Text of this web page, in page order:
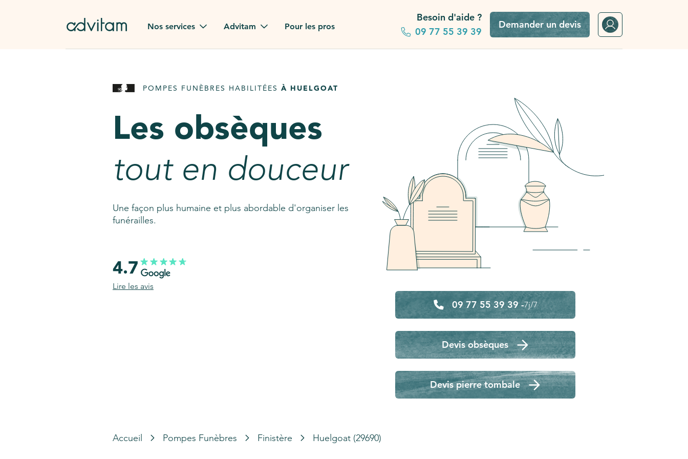
Nos services
Rapatriement à
Pierre tombale
AssistGPT
Nos services en plus
Advitam
Advitam dans la presse
Consultez notre FAQ
Pour les pros
Besoin d'aide ?
09 77 55 39 39
Demander un devis
POMPES FUNÈBRES HABILITÉES À HUELGOAT
Les obsèques
tout en douceur
Une façon plus humaine et plus abordable d'organiser les
funérailles.
09 77 55 39 39 -7j/7
Devis obsèques
Devis pierre tombale
4.7
Lire les avis
Accueil Pompes Funèbres Finistère Huelgoat (29690)